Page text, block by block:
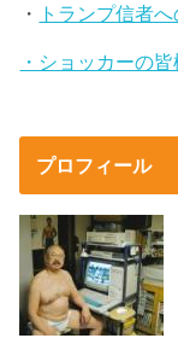
・ トランプ信者
・ショッカーの
プロフィール